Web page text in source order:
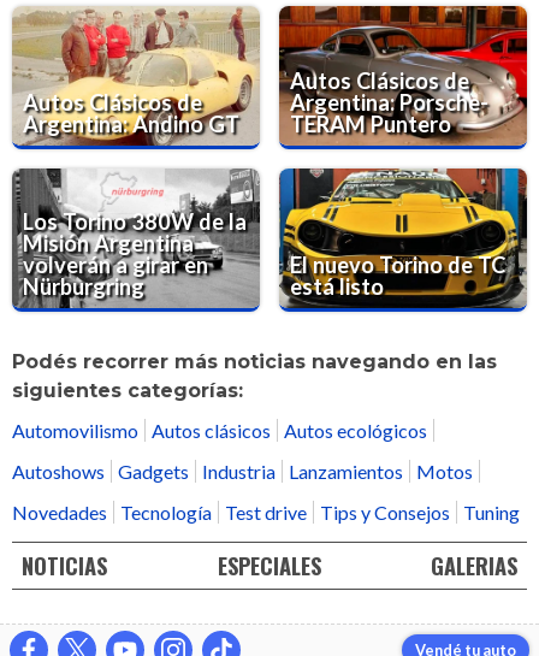
Autos Clásicos de
Argentina: Andino GT
Autos Clásicos de
Argentina: Porsche-
TERAM Puntero
Los Torino 380W de la
Misión Argentina
volverán a girar en
Nürburgring
El nuevo Torino de TC
está listo
Podés recorrer más noticias navegando en las
siguientes categorías:
Automovilismo Autos clásicos
Autos ecológicos
Autoshows
Gadgets Industria Lanzamientos
Motos
Novedades
Tecnología Test drive Tips y Consejos Tuning
NOTICIAS ESPECIALES GALERIAS
Vendé tu auto